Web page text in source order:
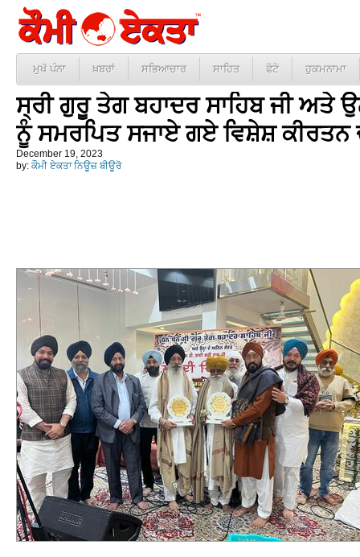
ਮੁਖੱ ਪੰਨਾ ਖ਼ਬਰਾਂ ਸਭਿਆਚਾਰ ਸਾਹਿਤ ਫੋਟੋ ਹੁਕਮਨਾਮਾ
ਸ੍ਰੀ ਗੁਰੂ ਤੇਗ ਬਹਾਦਰ ਸਾਹਿਬ ਜੀ ਅਤੇ
ਨੂੰ ਸਮਰਪਿਤ ਸਜਾਏ ਗਏ ਵਿਸ਼ੇਸ਼ ਕੀਰਤਨ
December 19, 2023
by: ਕੌਮੀ ਏਕਤਾ ਨਿਊਜ਼ ਬੀਊਰੋ